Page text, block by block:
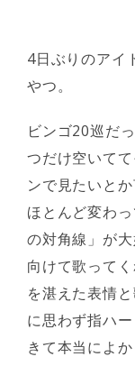
4日ぶりのアイ
やつ。
ビンゴ20巡だ
つだけ空いて
ンで見たいと
ほとんど変わ
の対角線」が
向けて歌って
を湛えた表情
に思わず指ハ
きて本当によか